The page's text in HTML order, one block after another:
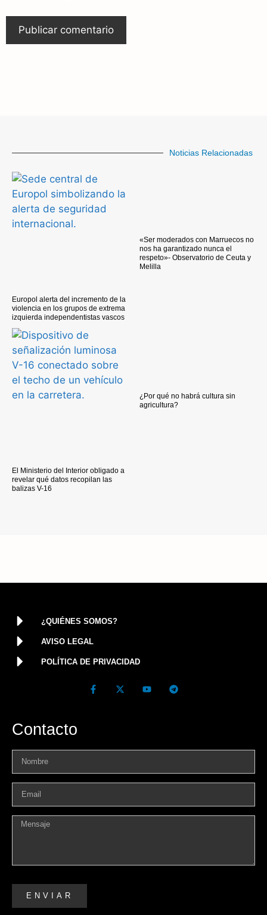
Noticias Relacionadas
Europol alerta del incremento de la
violencia en los grupos de extrema
izquierda independentistas vascos
«Ser moderados con Marruecos no
nos ha garantizado nunca el
respeto»- Observatorio de Ceuta y
Melilla
El Ministerio del Interior obligado a
revelar qué datos recopilan las
balizas V-16
¿Por qué no habrá cultura sin
agricultura?
¿QUIÉNES SOMOS?
AVISO LEGAL
POLÍTICA DE PRIVACIDAD
Contacto
ENVIAR